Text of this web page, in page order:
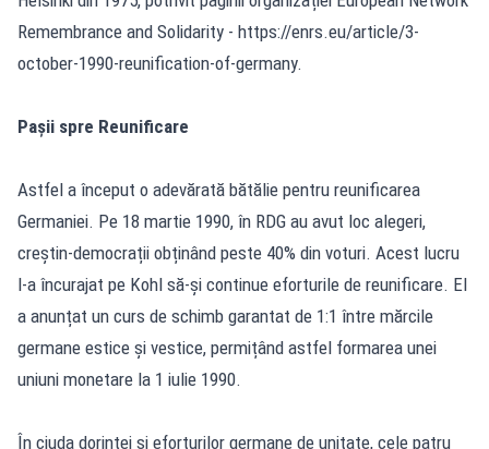
Remembrance and Solidarity - https://enrs.eu/article/3-
october-1990-reunification-of-germany.
Pașii spre Reunificare
Astfel a început o adevărată bătălie pentru reunificarea
Germaniei. Pe 18 martie 1990, în RDG au avut loc alegeri,
creștin-democrații obținând peste 40% din voturi. Acest lucru
l-a încurajat pe Kohl să-și continue eforturile de reunificare. El
a anunțat un curs de schimb garantat de 1:1 între mărcile
germane estice și vestice, permițând astfel formarea unei
uniuni monetare la 1 iulie 1990.
În ciuda dorinței și eforturilor germane de unitate, cele patru